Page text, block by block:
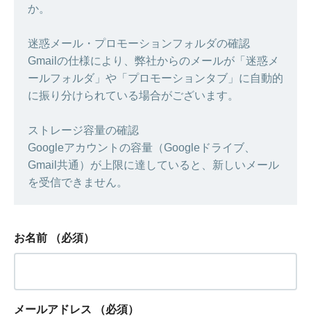
か。
迷惑メール・プロモーションフォルダの確認
Gmailの仕様により、弊社からのメールが「迷惑メ
ールフォルダ」や「プロモーションタブ」に自動的
に振り分けられている場合がございます。
ストレージ容量の確認
Googleアカウントの容量（Googleドライブ、
Gmail共通）が上限に達していると、新しいメール
を受信できません。
お名前 （必須）
メールアドレス （必須）